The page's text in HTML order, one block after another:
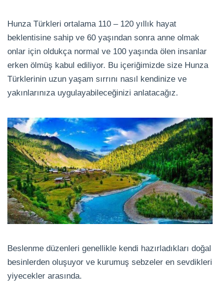
Hunza Türkleri ortalama 110 – 120 yıllık hayat
beklentisine sahip ve 60 yaşından sonra anne olmak
onlar için oldukça normal ve 100 yaşında ölen insanlar
erken ölmüş kabul ediliyor. Bu içeriğimizde size Hunza
Türklerinin uzun yaşam sırrını nasıl kendinize ve
yakınlarınıza uygulayabileceğinizi anlatacağız.
Beslenme düzenleri genellikle kendi hazırladıkları doğal
besinlerden oluşuyor ve kurumuş sebzeler en sevdikleri
yiyecekler arasında.